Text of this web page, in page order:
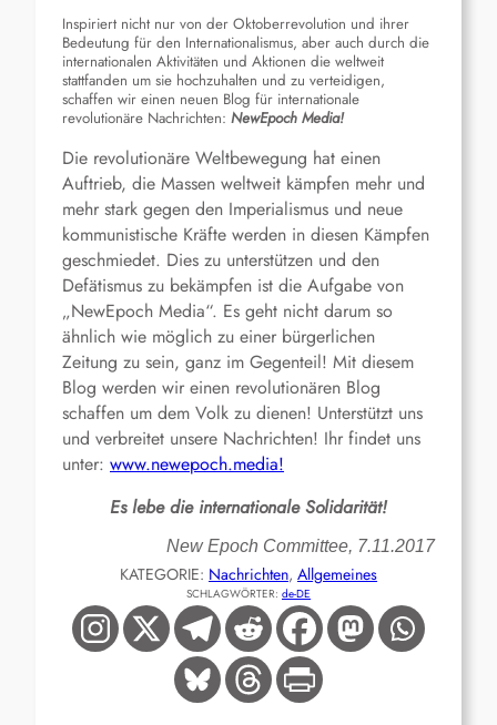
Inspiriert nicht nur von der Oktoberrevolution und ihrer
Bedeutung für den Internationalismus, aber auch durch die
internationalen Aktivitäten und Aktionen die weltweit
stattfanden um sie hochzuhalten und zu verteidigen,
schaffen wir einen neuen Blog für internationale
revolutionäre Nachrichten: NewEpoch Media!
Die revolutionäre Weltbewegung hat einen
Auftrieb, die Massen weltweit kämpfen mehr und
mehr stark gegen den Imperialismus und neue
kommunistische Kräfte werden in diesen Kämpfen
geschmiedet. Dies zu unterstützen und den
Defätismus zu bekämpfen ist die Aufgabe von
„NewEpoch Media“. Es geht nicht darum so
ähnlich wie möglich zu einer bürgerlichen
Zeitung zu sein, ganz im Gegenteil! Mit diesem
Blog werden wir einen revolutionären Blog
schaffen um dem Volk zu dienen! Unterstützt uns
und verbreitet unsere Nachrichten! Ihr findet uns
unter: www.newepoch.media!
Es lebe die internationale Solidarität!
New Epoch Committee, 7.11.2017
KATEGORIE: Nachrichten, Allgemeines
SCHLAGWÖRTER: de-DE